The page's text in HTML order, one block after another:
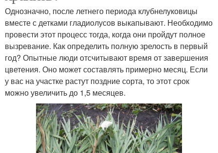
Однозначно, после летнего периода клубнелуковицы
вместе с детками гладиолусов выкапывают. Необходимо
провести этот процесс тогда, когда они пройдут полное
вызревание. Как определить полную зрелость в первый
год? Опытные люди отсчитывают время от завершения
цветения. Оно может составлять примерно месяц. Если
у вас на участке растут поздние сорта, то этот срок
можно увеличить до 1,5 месяцев.